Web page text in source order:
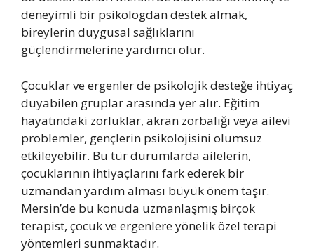
deneyimli bir psikologdan destek almak,
bireylerin duygusal sağlıklarını
güçlendirmelerine yardımcı olur.
Çocuklar ve ergenler de psikolojik desteğe ihtiyaç
duyabilen gruplar arasında yer alır. Eğitim
hayatındaki zorluklar, akran zorbalığı veya ailevi
problemler, gençlerin psikolojisini olumsuz
etkileyebilir. Bu tür durumlarda ailelerin,
çocuklarının ihtiyaçlarını fark ederek bir
uzmandan yardım alması büyük önem taşır.
Mersin’de bu konuda uzmanlaşmış birçok
terapist, çocuk ve ergenlere yönelik özel terapi
yöntemleri sunmaktadır.